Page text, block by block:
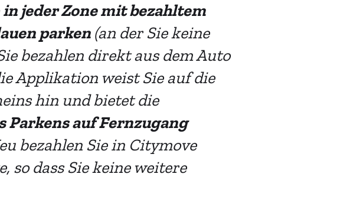
in jeder Zonemit bezahltem
parken (an der Sie keine
bezahlen direkt aus dem Auto
Applikation weist Sie auf die
hin und bietet die
Parkens auf Fernzugang
bezahlen Sie in Citymove
dass Sie keine weitere